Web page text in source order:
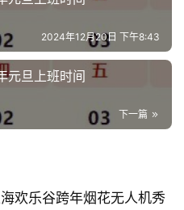
2024年12月20日 下午8:43
元旦上班时间
下一篇
欢乐谷跨年烟花无人机秀